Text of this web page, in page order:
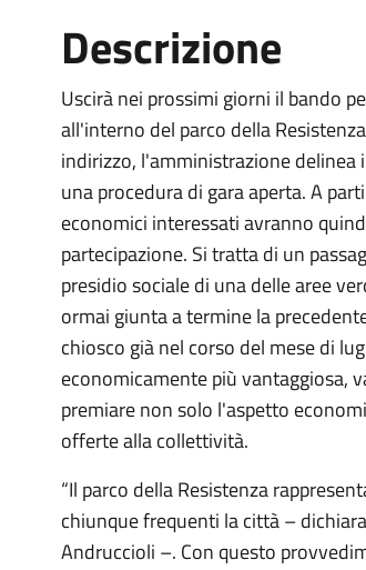
Descrizione
Uscirà nei prossimi giorni il bando
all'interno del parco della
indirizzo, l'amministrazione
una procedura di gara aperta. A
economici interessati avranno
partecipazione. Si tratta di un
presidio sociale di una delle aree
ormai giunta a termine la
chiosco già nel corso del mese di
economicamente più vantaggiosa,
premiare non solo l'aspetto
offerte alla collettività.
“Il parco della Resistenza
chiunque frequenti la città –
Andruccioli –. Con questo